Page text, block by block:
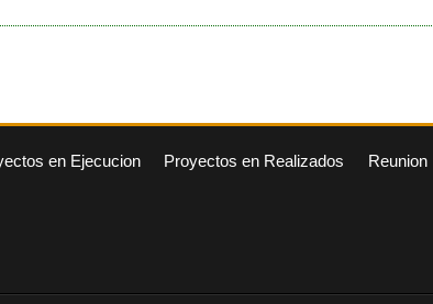
en Ejecucion Proyectos en Realizados Reunion